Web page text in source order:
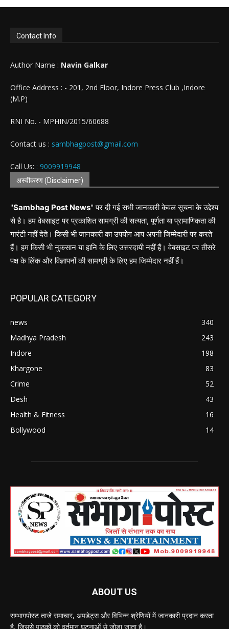
Contact Info
Author Name : Navin Galkar
Office Address : - 201, 2nd Floor, Indore Press Club ,Indore
(M.P)
RNI No. - MPHIN/2015/60688
Contact us : sambhagpost@gmail.com
Call Us: : 9009919948
अस्वीकरण (Disclaimer)
"Sambhag Post News" पर दी गई सभी जानकारी केवल सूचना के उद्देश्य
से है। हम वेबसाइट पर प्रकाशित सामग्री की सत्यता, पूर्णता या प्रामाणिकता की
गारंटी नहीं देते। किसी भी जानकारी का उपयोग आप अपनी जिम्मेदारी पर करते
हैं। हम किसी भी नुकसान या हानि के लिए उत्तरदायी नहीं हैं। वेबसाइट पर तीसरे
पक्ष के लिंक और विज्ञापनों की सामग्री के लिए हम जिम्मेदार नहीं हैं।
POPULAR CATEGORY
news
340
Madhya Pradesh
243
Indore
198
Khargone
83
Crime
52
Desh
43
Health & Fitness
16
Bollywood
14
ABOUT US
सम्भागपोस्ट ताजे समाचार, अपडेट्स और विभिन्न श्रेणियों में जानकारी प्रदान करता
है, जिससे पाठकों को वर्तमान घटनाओं से जोड़ा जाता है।